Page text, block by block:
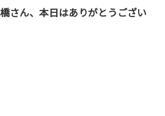
さん、本日はありがとうござい